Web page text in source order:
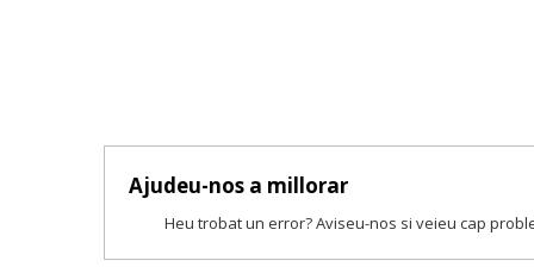
Ajudeu-nos a millorar
Heu trobat un error? Aviseu-nos si veieu cap